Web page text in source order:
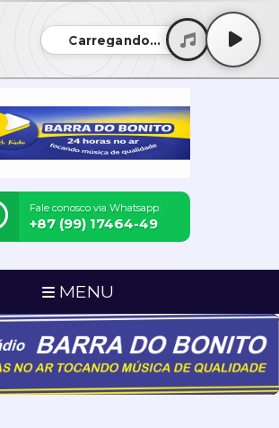
Carregando...
Fale conosco via Whatsapp:
+87 (99) 17464-49
MENU